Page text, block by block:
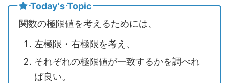
Today's Topic
関数の極限値を考えるためには、
左極限・右極限を考え、
それぞれの極限値が一致するかを調べれ
ば良い。